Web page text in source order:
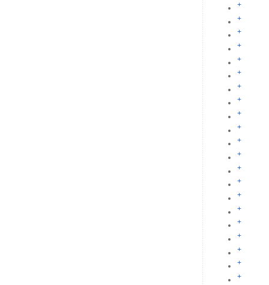
+
+
+
+
+
+
+
+
+
+
+
+
+
+
+
+
+
+
+
+
+